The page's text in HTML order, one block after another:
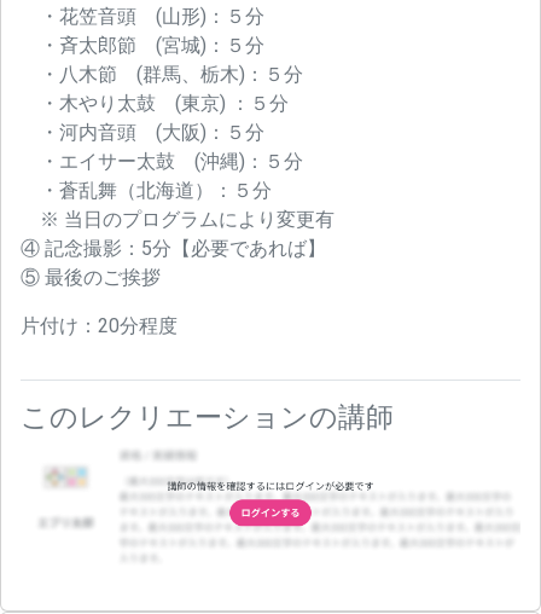
・花笠音頭 (山形)：５分
・斉太郎節 (宮城)：５分
・八木節 (群馬、栃木)：５分
・木やり太鼓 (東京) ：５分
・河内音頭 (大阪)：５分
・エイサー太鼓 (沖縄)：５分
・蒼乱舞（北海道）：５分
※ 当日のプログラムにより変更有
④ 記念撮影：5分【必要であれば】
⑤ 最後のご挨拶
片付け：20分程度
このレクリエーションの講師